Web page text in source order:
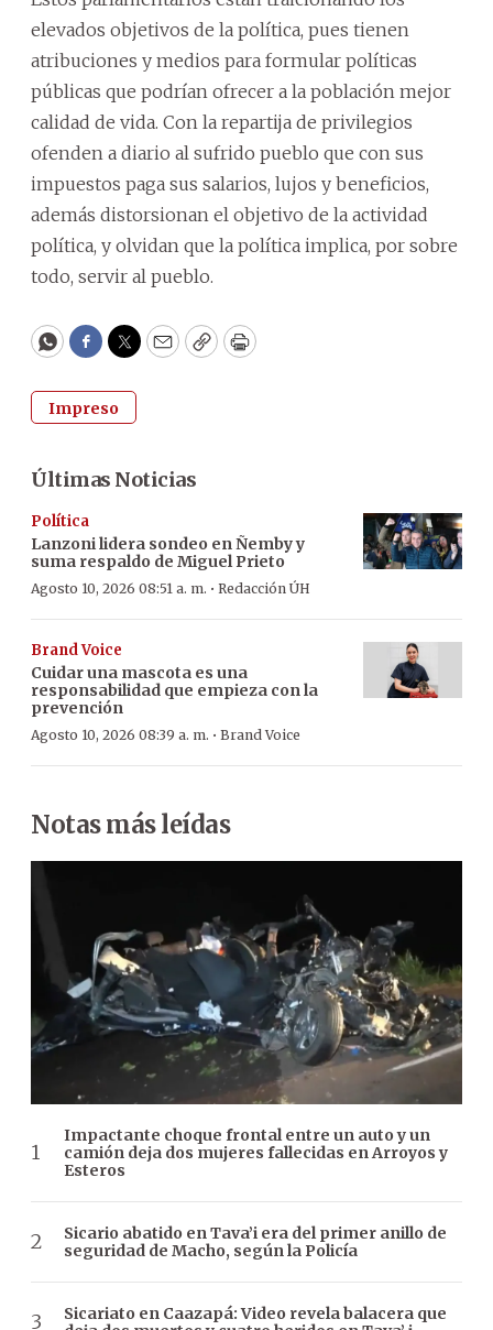
elevados objetivos de la política, pues tienen
atribuciones y medios para formular políticas
públicas que podrían ofrecer a la población mejor
calidad de vida. Con la repartija de privilegios
ofenden a diario al sufrido pueblo que con sus
impuestos paga sus salarios, lujos y beneficios,
además distorsionan el objetivo de la actividad
política, y olvidan que la política implica, por sobre
todo, servir al pueblo.
WhatsApp
Facebook
Twitter
EmailCopyPrint
Impreso
Últimas Noticias
Política
Lanzoni lidera sondeo en Ñemby y
suma respaldo de Miguel Prieto
Agosto 10, 2026 08:51 a. m. · Redacción ÚH
Brand Voice
Cuidar una mascota es una
responsabilidad que empieza con la
prevención
Agosto 10, 2026 08:39 a. m. · Brand Voice
Notas más leídas
Impactante choque frontal entre un auto y un
camión deja dos mujeres fallecidas en Arroyos y
Esteros
Sicario abatido en Tava’i era del primer anillo de
seguridad de Macho, según la Policía
Sicariato en Caazapá: Video revela balacera que